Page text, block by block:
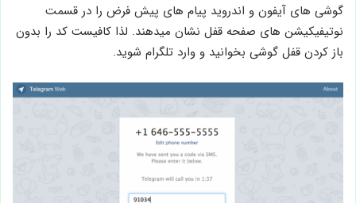
گوشی های آیفون و اندروید پیام های پیش فرض را در قسمت
نوتیفیکیشن های صفحه قفل نشان میدهند. لذا کافیست کد را بدون
باز کردن قفل گوشی بخوانید و وارد تلگرام شوید.